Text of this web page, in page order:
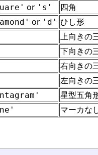
or 's' 四角
or 'd' ひし形
上向きの
下向きの
右向きの
左向きの
星型五角
マーカな